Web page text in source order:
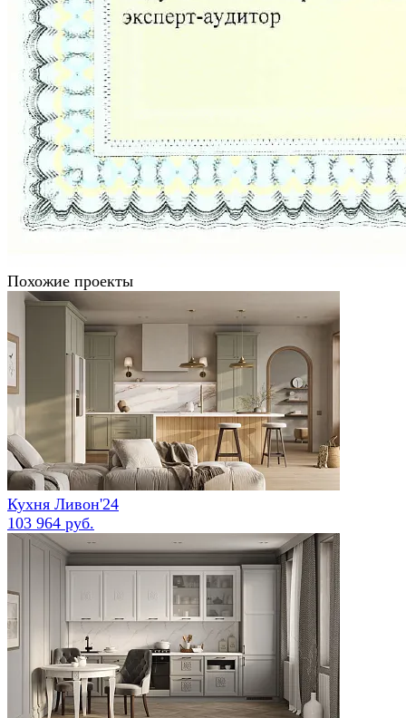
Похожие проекты
Кухня Ливон'24
103 964 руб.